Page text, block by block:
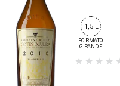
1,5 L
FORMATO
GRANDE